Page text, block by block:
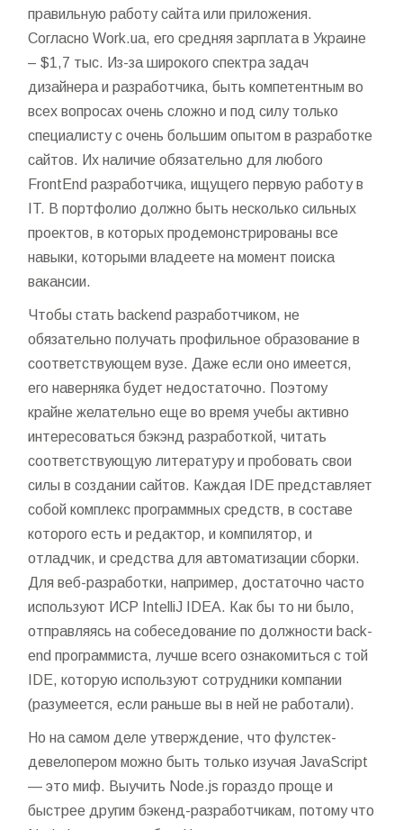
правильную работу сайта или приложения.
Согласно Work.ua, его средняя зарплата в Украине
– $1,7 тыс. Из-за широкого спектра задач
дизайнера и разработчика, быть компетентным во
всех вопросах очень сложно и под силу только
специалисту с очень большим опытом в разработке
сайтов. Их наличие обязательно для любого
FrontEnd разработчика, ищущего первую работу в
IT. В портфолио должно быть несколько сильных
проектов, в которых продемонстрированы все
навыки, которыми владеете на момент поиска
вакансии.
Чтобы стать backend разработчиком, не
обязательно получать профильное образование в
соответствующем вузе. Даже если оно имеется,
его наверняка будет недостаточно. Поэтому
крайне желательно еще во время учебы активно
интересоваться бэкэнд разработкой, читать
соответствующую литературу и пробовать свои
силы в создании сайтов. Каждая IDE представляет
собой комплекс программных средств, в составе
которого есть и редактор, и компилятор, и
отладчик, и средства для автоматизации сборки.
Для веб-разработки, например, достаточно часто
используют ИСР IntelliJ IDEA. Как бы то ни было,
отправляясь на собеседование по должности back-
end программиста, лучше всего ознакомиться с той
IDE, которую используют сотрудники компании
(разумеется, если раньше вы в ней не работали).
Но на самом деле утверждение, что фулстек-
девелопером можно быть только изучая JavaScript
— это миф. Выучить Node.js гораздо проще и
быстрее другим бэкенд-разработчикам, потому что